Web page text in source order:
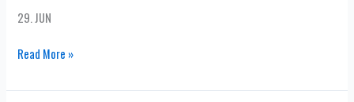
29. JUN
Read More »